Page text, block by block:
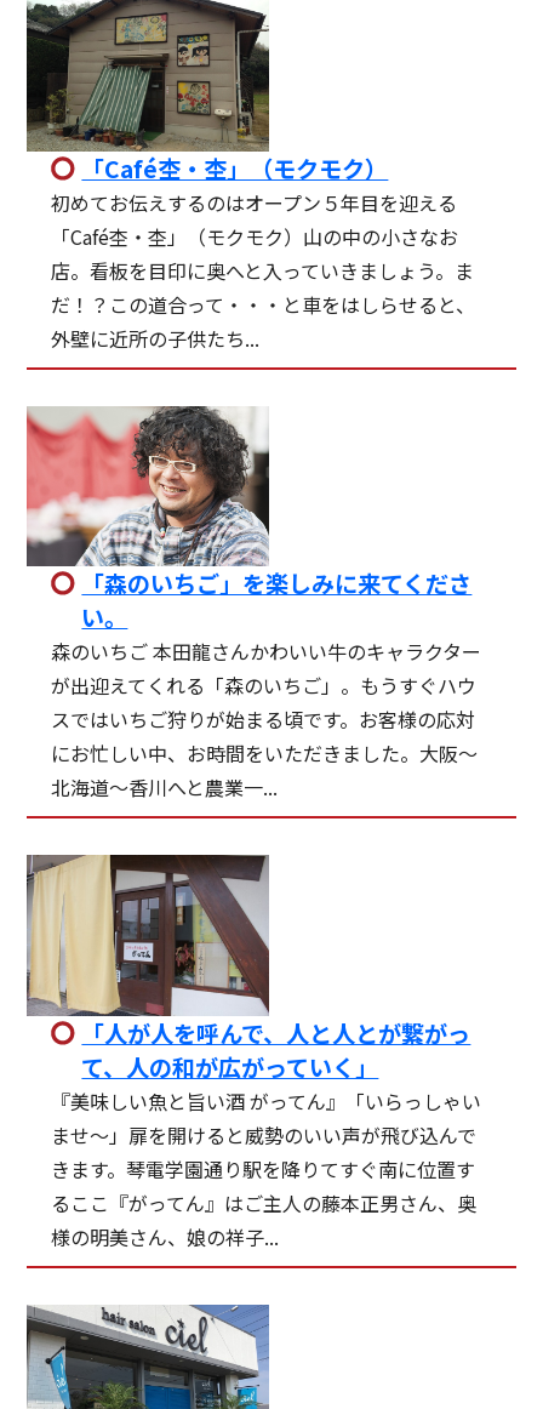
「Café杢・杢」（モクモク）
初めてお伝えするのはオープン５年目を迎える
「Café杢・杢」（モクモク）山の中の小さなお
店。看板を目印に奥へと入っていきましょう。ま
だ！？この道合って・・・と車をはしらせると、
外壁に近所の子供たち...
「森のいちご」を楽しみに来てくださ
い。
森のいちご 本田龍さんかわいい牛のキャラクター
が出迎えてくれる「森のいちご」。もうすぐハウ
スではいちご狩りが始まる頃です。お客様の応対
にお忙しい中、お時間をいただきました。大阪〜
北海道〜香川へと農業一...
「人が人を呼んで、人と人とが繋がっ
て、人の和が広がっていく」
『美味しい魚と旨い酒 がってん』「いらっしゃい
ませ～」扉を開けると威勢のいい声が飛び込んで
きます。琴電学園通り駅を降りてすぐ南に位置す
るここ『がってん』はご主人の藤本正男さん、奥
様の明美さん、娘の祥子...